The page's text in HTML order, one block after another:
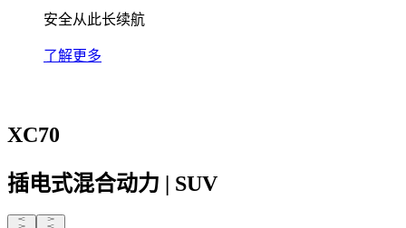
安全从此长续航
了解更多
XC70
插电式混合动力 | SUV